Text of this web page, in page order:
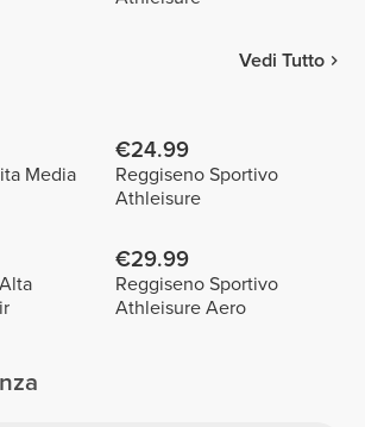
Vedi Tutto
Media
€24.99
Reggiseno Sportivo
Athleisure
€29.99
Reggiseno Sportivo
Athleisure Aero